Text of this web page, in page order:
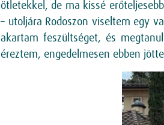
ötletekkel, de ma kissé
– utoljára Rodoszon viseltem egy
akartam feszültséget, és
éreztem, engedelmesen ebben